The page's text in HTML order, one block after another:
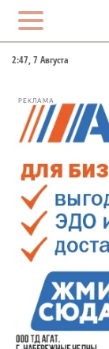
2:47, 7 Августа
РЕКЛАМА